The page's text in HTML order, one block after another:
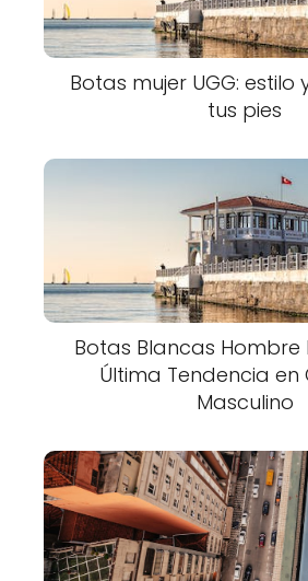
Botas mujer UGG:
tus pies
Botas Blancas Hombre
Última Tendencia
Masculino